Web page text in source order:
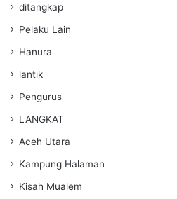
ditangkap
Pelaku Lain
Hanura
lantik
Pengurus
LANGKAT
Aceh Utara
Kampung Halaman
Kisah Mualem